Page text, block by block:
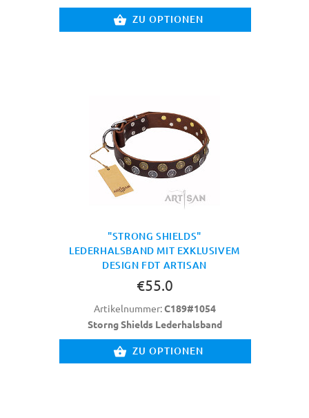
ZU OPTIONEN
"STRONG SHIELDS"
LEDERHALSBAND MIT EXKLUSIVEM
DESIGN FDT ARTISAN
€55.0
Artikelnummer:C189#1054
Storng Shields Lederhalsband
ZU OPTIONEN